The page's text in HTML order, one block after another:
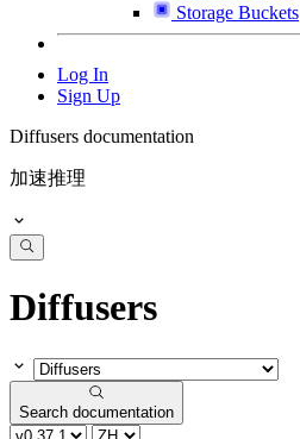
Storage Buckets
Log In
Sign Up
Diffusers documentation
加速推理
Diffusers
Search documentation